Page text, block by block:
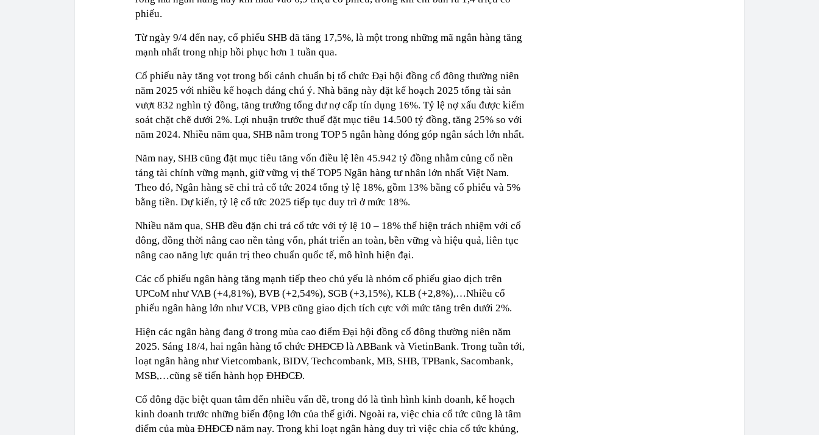
phiếu.
Từ ngày 9/4 đến nay, cổ phiếu SHB đã tăng 17,5%, là một trong những mã ngân hàng tăng
mạnh nhất trong nhịp hồi phục hơn 1 tuần qua.
Cổ phiếu này tăng vọt trong bối cảnh chuẩn bị tổ chức Đại hội đồng cổ đông thường niên
năm 2025 với nhiều kế hoạch đáng chú ý. Nhà băng này đặt kế hoạch 2025 tổng tài sản
vượt 832 nghìn tỷ đồng, tăng trưởng tổng dư nợ cấp tín dụng 16%. Tỷ lệ nợ xấu được kiểm
soát chặt chẽ dưới 2%. Lợi nhuận trước thuế đặt mục tiêu 14.500 tỷ đồng, tăng 25% so với
năm 2024. Nhiều năm qua, SHB nằm trong TOP 5 ngân hàng đóng góp ngân sách lớn nhất.
Năm nay, SHB cũng đặt mục tiêu tăng vốn điều lệ lên 45.942 tỷ đồng nhằm củng cố nền
tảng tài chính vững mạnh, giữ vững vị thế TOP5 Ngân hàng tư nhân lớn nhất Việt Nam.
Theo đó, Ngân hàng sẽ chi trả cổ tức 2024 tổng tỷ lệ 18%, gồm 13% bằng cổ phiếu và 5%
bằng tiền. Dự kiến, tỷ lệ cổ tức 2025 tiếp tục duy trì ở mức 18%.
Nhiều năm qua, SHB đều đặn chi trả cổ tức với tỷ lệ 10 – 18% thể hiện trách nhiệm với cổ
đông, đồng thời nâng cao nền tảng vốn, phát triển an toàn, bền vững và hiệu quả, liên tục
nâng cao năng lực quản trị theo chuẩn quốc tế, mô hình hiện đại.
Các cổ phiếu ngân hàng tăng mạnh tiếp theo chủ yếu là nhóm cổ phiếu giao dịch trên
UPCoM như VAB (+4,81%), BVB (+2,54%), SGB (+3,15%), KLB (+2,8%),…Nhiều cổ
phiếu ngân hàng lớn như VCB, VPB cũng giao dịch tích cực với mức tăng trên dưới 2%.
Hiện các ngân hàng đang ở trong mùa cao điểm Đại hội đồng cổ đông thường niên năm
2025. Sáng 18/4, hai ngân hàng tổ chức ĐHĐCĐ là ABBank và VietinBank. Trong tuần tới,
loạt ngân hàng như Vietcombank, BIDV, Techcombank, MB, SHB, TPBank, Sacombank,
MSB,…cũng sẽ tiến hành họp ĐHĐCĐ.
Cổ đông đặc biệt quan tâm đến nhiều vấn đề, trong đó là tình hình kinh doanh, kế hoạch
kinh doanh trước những biến động lớn của thế giới. Ngoài ra, việc chia cổ tức cũng là tâm
điểm của mùa ĐHĐCĐ năm nay. Trong khi loạt ngân hàng duy trì việc chia cổ tức khủng,